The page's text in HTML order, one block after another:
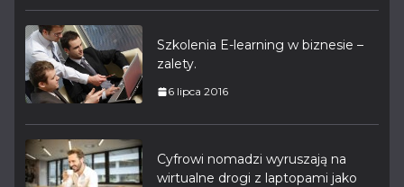
Szkolenia E-learning w biznesie –
zalety.
6 lipca 2016
Cyfrowi nomadzi wyruszają na
wirtualne drogi z laptopami jako